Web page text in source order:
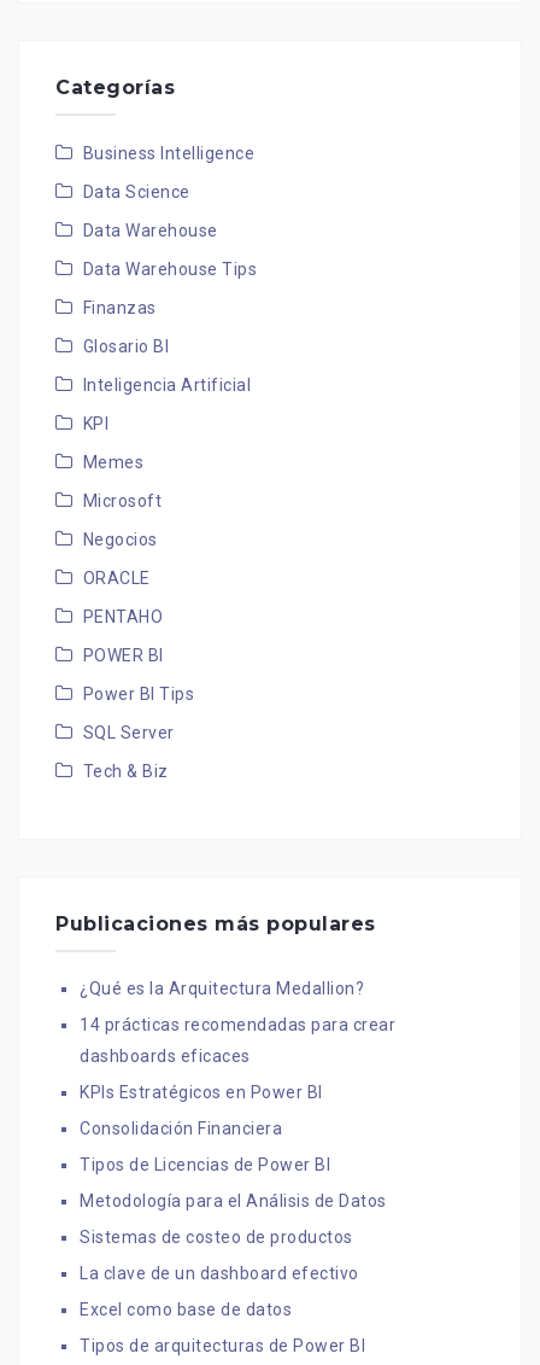
Categorías
Business Intelligence
Data Science
Data Warehouse
Data Warehouse Tips
Finanzas
Glosario BI
Inteligencia Artificial
KPI
Memes
Microsoft
Negocios
ORACLE
PENTAHO
POWER BI
Power BI Tips
SQL Server
Tech & Biz
Publicaciones más populares
¿Qué es la Arquitectura Medallion?
14 prácticas recomendadas para crear
dashboards eficaces
KPIs Estratégicos en Power BI
Consolidación Financiera
Tipos de Licencias de Power BI
Metodología para el Análisis de Datos
Sistemas de costeo de productos
La clave de un dashboard efectivo
Excel como base de datos
Tipos de arquitecturas de Power BI